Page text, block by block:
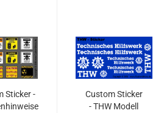
Sticker -
Custom Sticker
- THW Modell